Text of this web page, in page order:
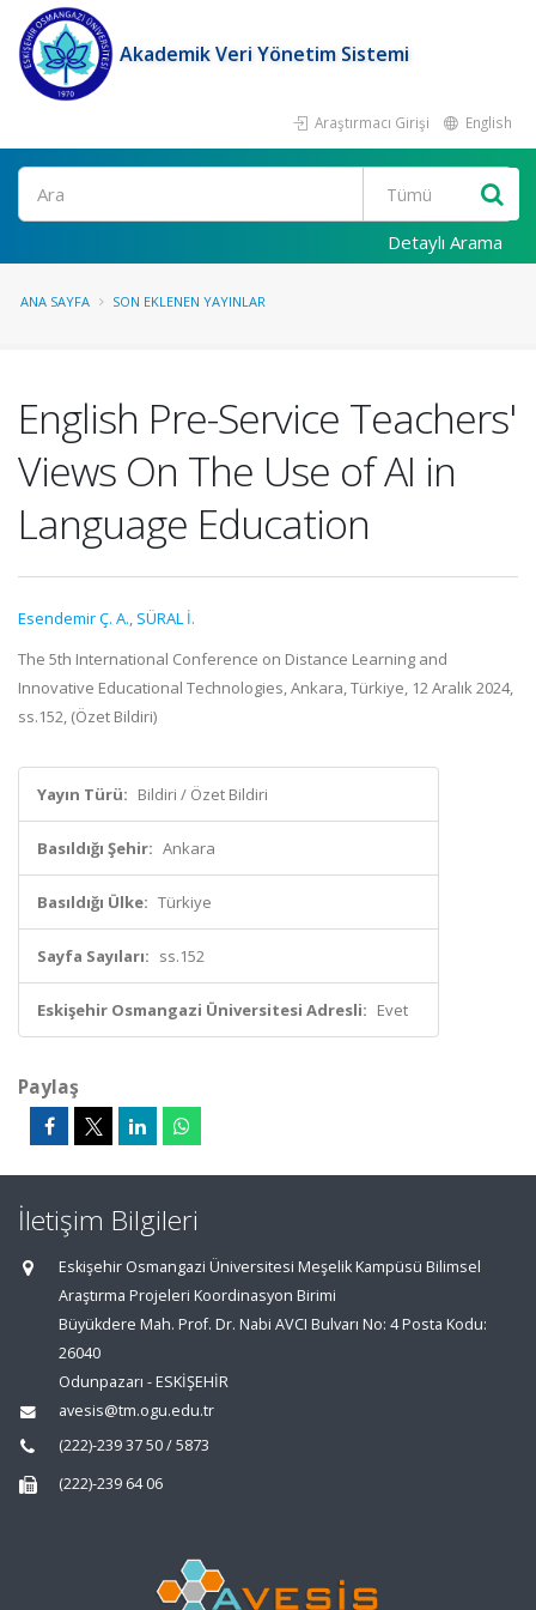
Akademik Veri Yönetim Sistemi
Araştırmacı Girişi English
Ara
Detaylı Arama
ANA SAYFA SON EKLENEN YAYINLAR
English Pre-Service Teachers'
Views On The Use of AI in
Language Education
Esendemir Ç. A., SÜRAL İ.
The 5th International Conference on Distance Learning and
Innovative Educational Technologies, Ankara, Türkiye, 12 Aralık 2024,
ss.152, (Özet Bildiri)
Yayın Türü: Bildiri / Özet Bildiri
Basıldığı Şehir: Ankara
Basıldığı Ülke: Türkiye
Sayfa Sayıları: ss.152
Eskişehir Osmangazi Üniversitesi Adresli: Evet
Paylaş
İletişim Bilgileri
Eskişehir Osmangazi Üniversitesi Meşelik Kampüsü Bilimsel
Araştırma Projeleri Koordinasyon Birimi
Büyükdere Mah. Prof. Dr. Nabi AVCI Bulvarı No: 4 Posta Kodu:
26040
Odunpazarı - ESKİŞEHİR
avesis@tm.ogu.edu.tr
(222)-239 37 50 / 5873
(222)-239 64 06